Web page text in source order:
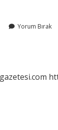
Yorum Bırak